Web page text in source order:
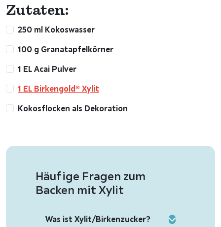
Zutaten:
250 ml Kokoswasser
100 g Granatapfelkörner
1 EL Acai Pulver
1 EL Birkengold® Xylit
Kokosflocken als Dekoration
Häufige Fragen zum
Backen mit Xylit
Was ist Xylit/Birkenzucker?